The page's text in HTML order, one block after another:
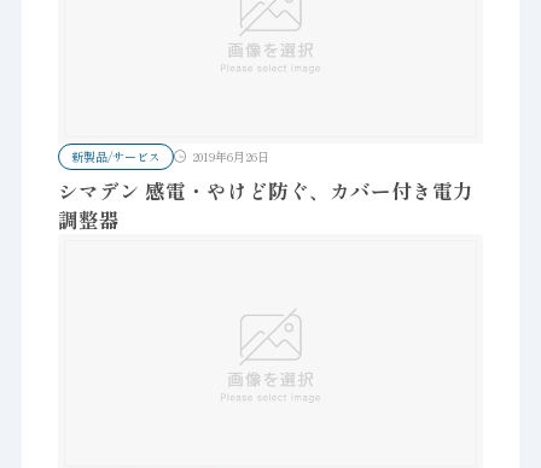
新製品/サービス 2019年6月26日
シマデン 感電・やけど防ぐ、カバー付き電力
調整器